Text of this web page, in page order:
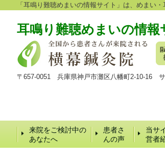
「耳鳴り難聴めまいの情報サイト」は、めまい
耳鳴り難聴めまいの情報
〒657-0051 兵庫県神戸市灘区八幡町2-10-16 サ
来院をご検討中の
あなたへ
患者さ
んの声
当サ
営者